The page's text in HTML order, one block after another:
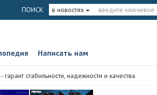
ПОИСК в новостях
Написать нам
стабильности, надежности и качества